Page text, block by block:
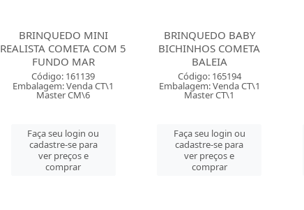
BRINQUEDO MINI
REALISTA COMETA COM 5
FUNDO MAR
Código: 161139
Embalagem: Venda CT\1
Master CM\6
Faça seu login ou
cadastre-se para
ver preços e
comprar
BRINQUEDO BABY
BICHINHOS COMETA
BALEIA
Código: 165194
Embalagem: Venda CT\1
Master CT\1
Faça seu login ou
cadastre-se para
ver preços e
comprar